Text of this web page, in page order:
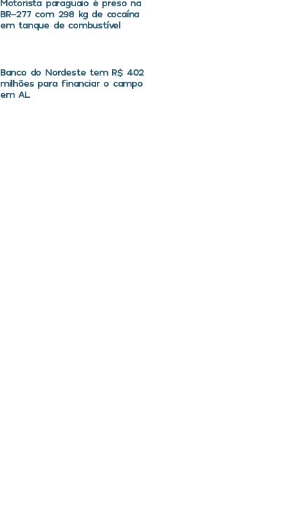
BR-277 com 298 kg de cocaína
em tanque de combustível
Banco do Nordeste tem R$ 402
milhões para financiar o campo
em AL